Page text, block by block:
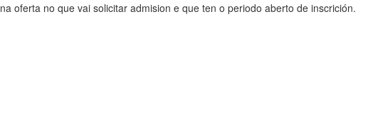
oferta no que vai solicitar admision e que ten o periodo aberto de inscrición.